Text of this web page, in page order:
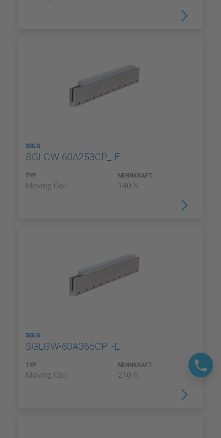
SGLG
SGLGW-60A253CP_-E
TYP
Moving Coil
NENNKRAFT
140 N
SGLG
SGLGW-60A365CP_-E
TYP
Moving Coil
NENNKRAFT
210 N